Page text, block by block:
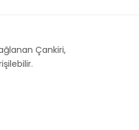
Çankiri,